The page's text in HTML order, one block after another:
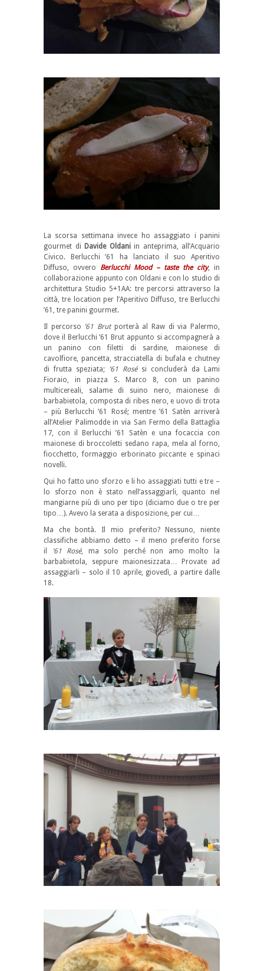
La scorsa settimana invece ho assaggiato i panini
gourmet di Davide Oldaniin anteprima, all’Acquario
Civico. Berlucchi ’61 ha lanciato il suo Aperitivo
Diffuso, ovvero Berlucchi Mood – taste the city, in
collaborazione appunto con Oldani e con lo studio di
architettura Studio 5+1AA: tre percorsi attraverso la
città, tre location per l’Aperitivo Diffuso, tre Berlucchi
’61, tre panini gourmet.
Il percorso ’61 Brutporterà al Raw di via Palermo,
dove il Berlucchi ’61 Brut appunto si accompagnerà a
un panino con filetti di sardine, maionese di
cavolfiore, pancetta, stracciatella di bufala e chutney
di frutta speziata; ’61 Rosési concluderà da Lami
Fioraio, in piazza S. Marco 8, con un panino
multicereali, salame di suino nero, maionese di
barbabietola, composta di ribes nero, e uovo di trota
– più Berlucchi ’61 Rosé; mentre ’61 Satèn arriverà
all’Atelier Palimodde in via San Fermo della Battaglia
17, con il Berlucchi ’61 Satèn e una focaccia con
maionese di broccoletti sedano rapa, mela al forno,
fiocchetto, formaggio erborinato piccante e spinaci
novelli.
Qui ho fatto uno sforzo e li ho assaggiati tutti e tre –
lo sforzo non è stato nell’assaggiarli, quanto nel
mangiarne più di uno per tipo (diciamo due o tre per
tipo…). Avevo la serata a disposizione, per cui…
Ma che bontà. Il mio preferito? Nessuno, niente
classifiche abbiamo detto – il meno preferito forse
il
’61 Rosé, ma solo perché non amo molto la
barbabietola, seppure maionesizzata… Provate ad
assaggiarli – solo il 10 aprile, giovedì, a partire dalle
18.